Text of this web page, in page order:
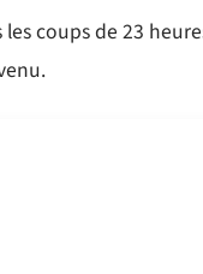
coups de 23